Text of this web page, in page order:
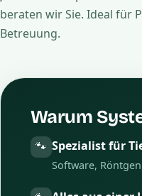
beraten wir Sie. Ideal für
Betreuung.
Warum
🐾 Spezialist für
Software,